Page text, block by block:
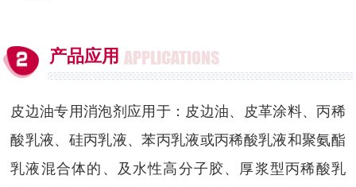
产品应用 APPLICATIONS
皮边油专用消泡剂应用于：皮边油、皮革涂料、丙稀
酸乳液、硅丙乳液、苯丙乳液或丙稀酸乳液和聚氨酯
乳液混合体的、及水性高分子胶、厚浆型丙稀酸乳